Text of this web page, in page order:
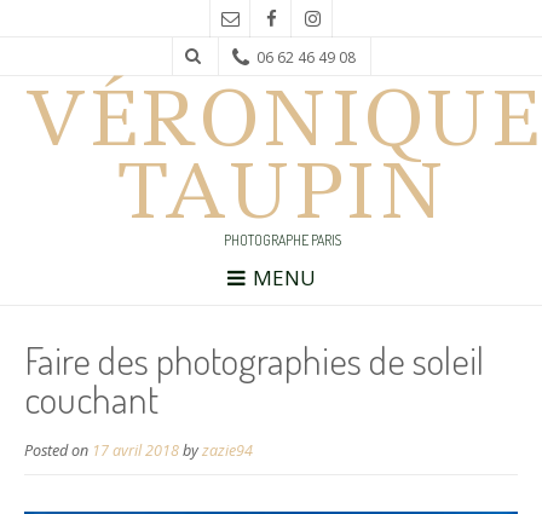
06 62 46 49 08
VÉRONIQUE
TAUPIN
PHOTOGRAPHE PARIS
MENU
Faire des photographies de soleil
couchant
Posted on 17 avril 2018byzazie94